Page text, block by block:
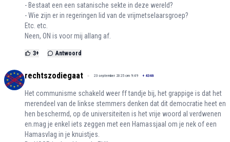
- Bestaat een een satanische sekte in deze wereld?
- Wie zijn er in regeringen lid van de vrijmetselaarsgroep?
Etc. etc.
Neen, ON is voor mij allang af.
3+ Antwoord
rechtszodiegaat 23 september 2025 om 9:49 + 4346
Het communisme schakeld weer ff tandje bij, het grappige is dat het
merendeel van de linkse stemmers denken dat dit democratie heet en
hen beschermd, op de universiteiten is het vrije woord al verdwenen
en.mag je enkel iets zeggen met een Hamassjaal om je nek of een
Hamasvlag in je knuistjes.